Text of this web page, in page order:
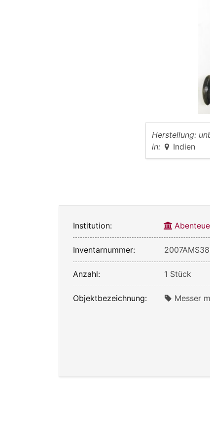
Herstellung:
in:
Indien
Institution:
Inventarnummer:
Anzahl: 1 Stück
Objektbezeichnung: Messer